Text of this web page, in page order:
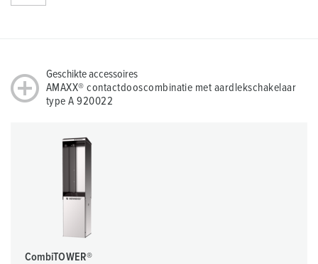
Geschikte accessoires
AMAXX® contactdooscombinatie met aardlekschakelaar
type A 920022
CombiTOWER®